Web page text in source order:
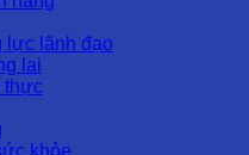
lực lãnh đạo
lai
thực
khỏe